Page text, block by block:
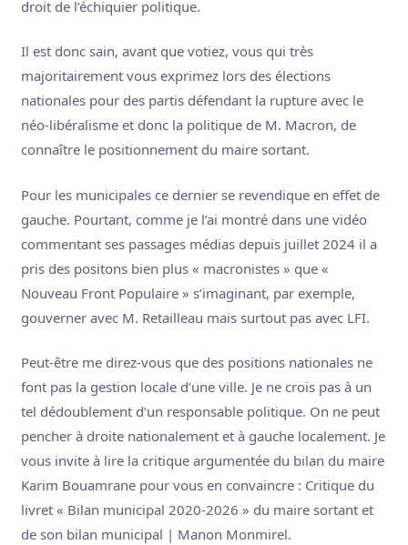
droit de l’échiquier politique.
Il est donc sain, avant que votiez, vous qui très
majoritairement vous exprimez lors des élections
nationales pour des partis défendant la rupture avec le
néo-libéralisme et donc la politique de M. Macron, de
connaître le positionnement du maire sortant.
Pour les municipales ce dernier se revendique en effet de
gauche. Pourtant, comme je l’ai montré dans une vidéo
commentant ses passages médias depuis juillet 2024 il a
pris des positons bien plus « macronistes » que «
Nouveau Front Populaire » s’imaginant, par exemple,
gouverner avec M. Retailleau mais surtout pas avec LFI.
Peut-être me direz-vous que des positions nationales ne
font pas la gestion locale d’une ville. Je ne crois pas à un
tel dédoublement d’un responsable politique. On ne peut
pencher à droite nationalement et à gauche localement. Je
vous invite à lire la critique argumentée du bilan du maire
Karim Bouamrane pour vous en convaincre : Critique du
livret « Bilan municipal 2020-2026 » du maire sortant et
de son bilan municipal | Manon Monmirel.